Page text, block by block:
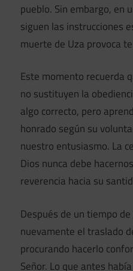
pueblo. Sin embargo, en
siguen las instrucciones
muerte de Uza provoca
Este momento recuerda
no sustituyen la
algo correcto, pero
honrado según su
nuestro entusiasmo. La
Dios nunca debe
reverencia hacia su
Después de un tiempo
nuevamente el traslado
procurando hacerlo
Señor. Lo que antes